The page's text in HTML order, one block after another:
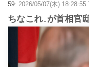
59: 2026/05/07(木)
ちなこれ↓が首相官